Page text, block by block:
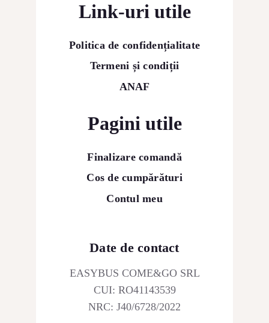
Link-uri utile
Politica de confidențialitate
Termeni și condiții
ANAF
Pagini utile
Finalizare comandă
Cos de cumpărături
Contul meu
Date de contact
EASYBUS COME&GO SRL
CUI: RO41143539
NRC: J40/6728/2022